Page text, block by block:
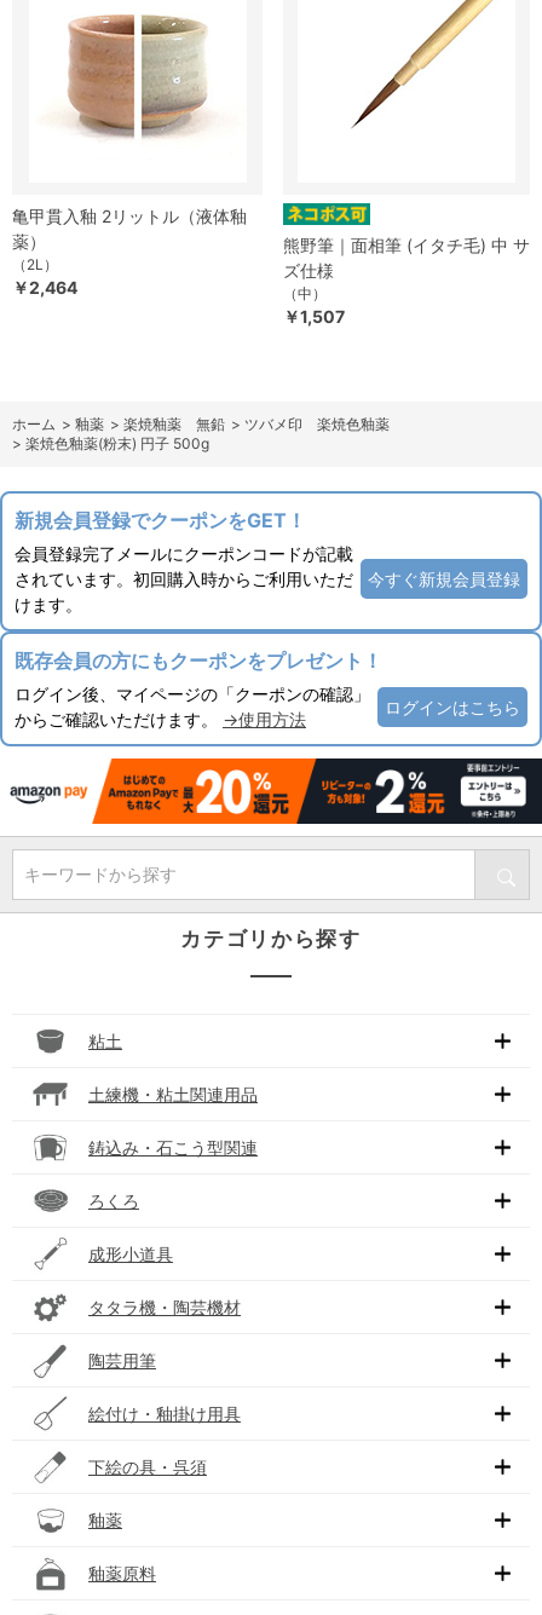
亀甲貫入釉 2リットル（液体釉
薬）
（2L）
￥2,464
熊野筆｜面相筆 (イタチ毛) 中 サ
ズ仕様
（中）
￥1,507
ホーム > 釉薬 > 楽焼釉薬 無鉛 > ツバメ印 楽焼色釉薬
> 楽焼色釉薬(粉末) 円子 500g
新規会員登録でクーポンをGET！
会員登録完了メールにクーポンコードが記載
されています。初回購入時からご利用いただ
けます。
今すぐ新規会員登録
既存会員の方にもクーポンをプレゼント！
ログイン後、マイページの「クーポンの確認」
からご確認いただけます。 →使用方法
ログインはこちら
キーワードから探す
カテゴリから探す
粘土
土練機・粘土関連用品
鋳込み・石こう型関連
ろくろ
成形小道具
タタラ機・陶芸機材
陶芸用筆
絵付け・釉掛け用具
下絵の具・呉須
釉薬
釉薬原料